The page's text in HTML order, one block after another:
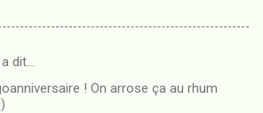
a dit…
! On arrose ça au rhum